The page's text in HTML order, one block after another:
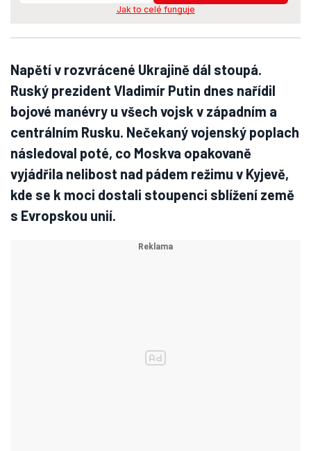
Jak to celé funguje
Napětí v rozvrácené Ukrajině dál stoupá.
Ruský prezident Vladimír Putin dnes nařídil
bojové manévry u všech vojsk v západním a
centrálním Rusku. Nečekaný vojenský poplach
následoval poté, co Moskva opakovaně
vyjádřila nelibost nad pádem režimu v Kyjevě,
kde se k moci dostali stoupenci sblížení země
s Evropskou unií.